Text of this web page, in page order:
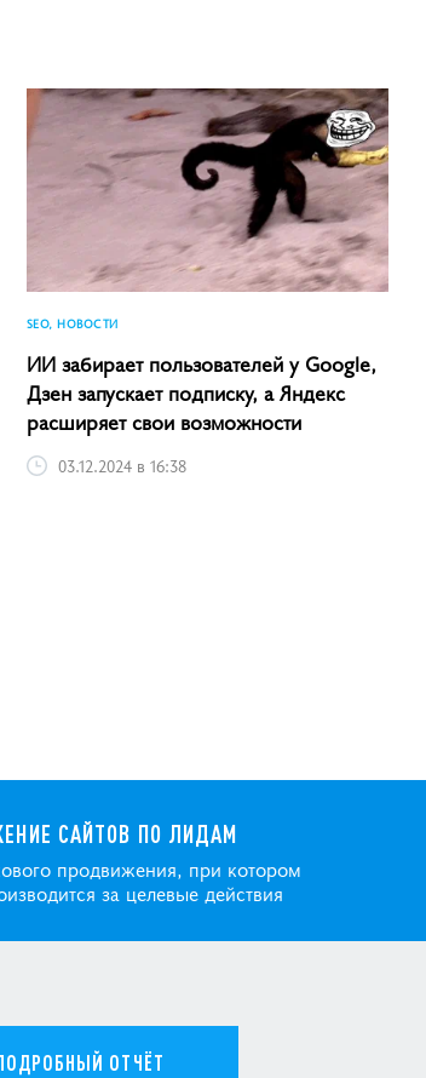
SEO, НОВОСТИ
ИИ забирает пользователей у Google,
Дзен запускает подписку, а Яндекс
расширяет свои возможности
03.12.2024 в 16:38
САЙТОВ ПО ЛИДАМ
продвижения, при котором
за целевые действия
ОТЧЁТ